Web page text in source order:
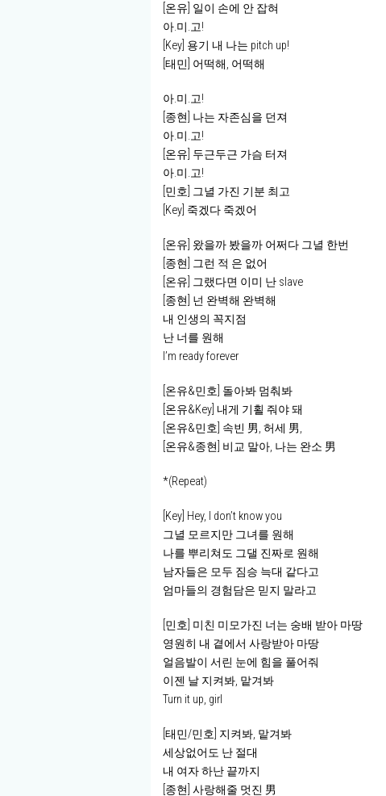
[온유] 일이 손에 안 잡혀
아.미.고!
[Key] 용기 내 나는 pitch up!
[태민] 어떡해, 어떡해
아.미.고!
[종현] 나는 자존심을 던져
아.미.고!
[온유] 두근두근 가슴 터져
아.미.고!
[민호] 그녈 가진 기분 최고
[Key] 죽겠다 죽겠어
[온유] 왔을까 봤을까 어쩌다 그녈 한번
[종현] 그런 적 은 없어
[온유] 그랬다면 이미 난 slave
[종현] 넌 완벽해 완벽해
내 인생의 꼭지점
난 너를 원해
I’m ready forever
[온유&민호] 돌아봐 멈춰봐
[온유&Key] 내게 기횔 줘야 돼
[온유&민호] 속빈 男, 허세 男,
[온유&종현] 비교 말아, 나는 완소 男
*(Repeat)
[Key] Hey, I don’t know you
그녈 모르지만 그녀를 원해
나를 뿌리쳐도 그댈 진짜로 원해
남자들은 모두 짐승 늑대 같다고
엄마들의 경험담은 믿지 말라고
[민호] 미친 미모가진 너는 숭배 받아 마땅
영원히 내 곁에서 사랑받아 마땅
얼음발이 서린 눈에 힘을 풀어줘
이젠 날 지켜봐, 맡겨봐
Turn it up, girl
[태민/민호] 지켜봐, 맡겨봐
세상없어도 난 절대
내 여자 하난 끝까지
[종현] 사랑해줄 멋진 男